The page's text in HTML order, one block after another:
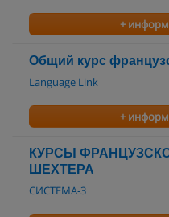
+
Общий курс
Language Link
+
КУРСЫ
ШЕХТЕРА
СИСТЕМА-3